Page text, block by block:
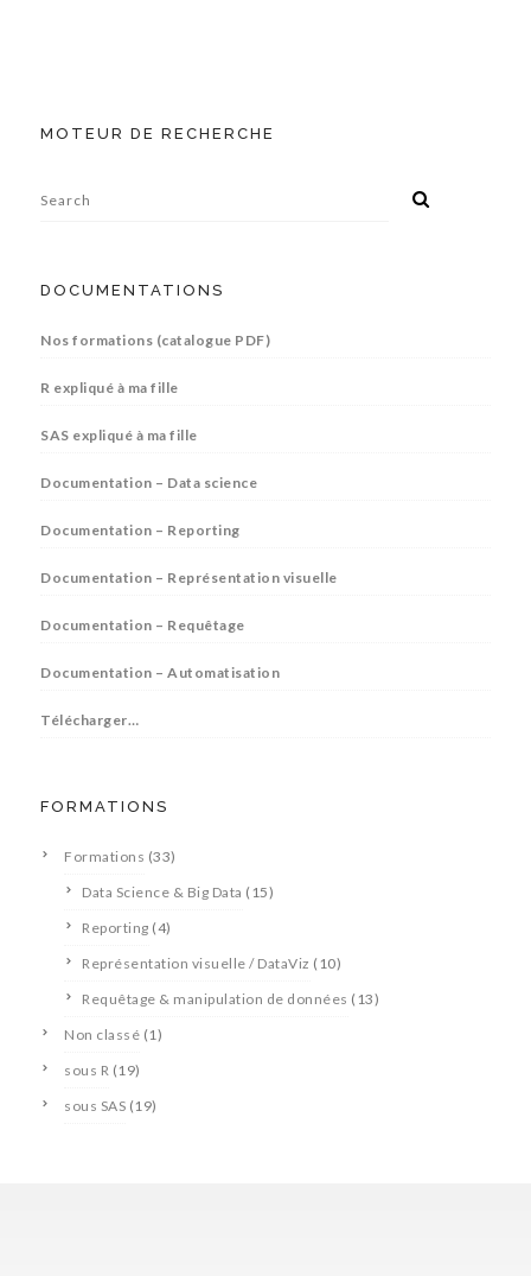
MOTEUR DE RECHERCHE
DOCUMENTATIONS
Nos formations (catalogue PDF)
R expliqué à ma fille
SAS expliqué à ma fille
Documentation – Data science
Documentation – Reporting
Documentation – Représentation visuelle
Documentation – Requêtage
Documentation – Automatisation
Télécharger…
FORMATIONS
Formations (33)
Data Science & Big Data (15)
Reporting (4)
Représentation visuelle / DataViz (10)
Requêtage & manipulation de données (13)
Non classé (1)
sous R (19)
sous SAS (19)